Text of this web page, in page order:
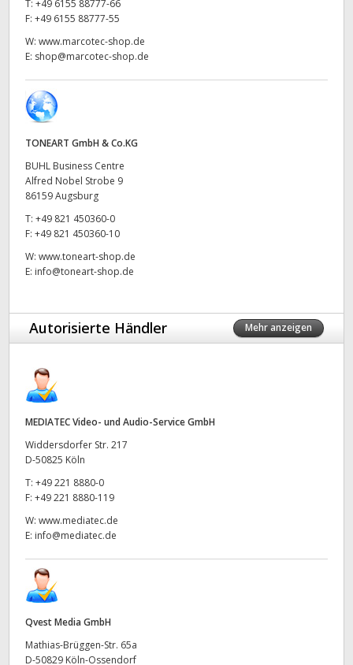
Ukraine
United Kingdom
United States
T: +49 6155 88777-66
F: +49 6155 88777-55
W: www.marcotec-shop.de
E: shop@marcotec-shop.de
TONEART GmbH & Co.KG
BUHL Business Centre
Alfred Nobel Strobe 9
86159 Augsburg
T: +49 821 450360-0
F: +49 821 450360-10
W: www.toneart-shop.de
E: info@toneart-shop.de
Autorisierte Händler Mehr anzeigen
MEDIATEC Video- und Audio-Service GmbH
Widdersdorfer Str. 217
D-50825 Köln
T: +49 221 8880-0
F: +49 221 8880-119
W: www.mediatec.de
E: info@mediatec.de
Qvest Media GmbH
Mathias-Brüggen-Str. 65a
D-50829 Köln-Ossendorf